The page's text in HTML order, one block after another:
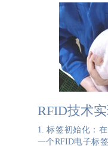
RFID技术
1. 标签初始化：
一个RFID电子标